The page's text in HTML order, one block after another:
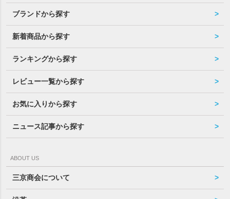
ブランドから探す
新着商品から探す
ランキングから探す
レビュー一覧から探す
お気に入りから探す
ニュース記事から探す
ABOUT US
三京商会について